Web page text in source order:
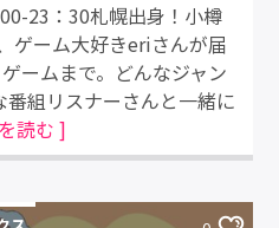
23：30札幌出身！小樽
ゲーム大好きeriさんが届
ームまで。どんなジャン
組リスナーさんと一緒に
読む ]